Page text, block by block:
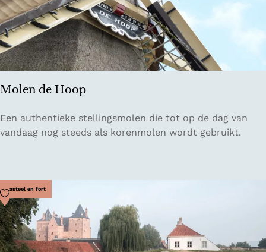
i
j
Z
u
i
v
n
n
Molen de Hoop
M
o
d
e
H
o
o
Een authentieke stellingsmolen die tot op de dag van
vandaag nog steeds als korenmolen wordt gebruikt.
Kasteel en fort
Voeg toe als favoriet